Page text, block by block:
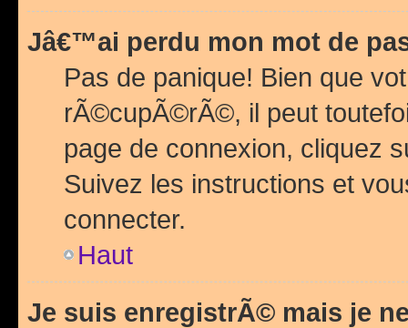
Jâ€™ai perdu mon mot de
Pas de panique! Bien que
rÃ©cupÃ©rÃ©, il peut
page de connexion, cliquez
Suivez les instructions et
connecter.
Haut
Je suis enregistrÃ© mais je